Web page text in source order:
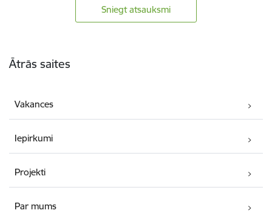
Sniegt atsauksmi
Ātrās saites
Vakances
Iepirkumi
Projekti
Par mums